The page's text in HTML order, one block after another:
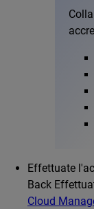
Effettuate
Back
Cloud